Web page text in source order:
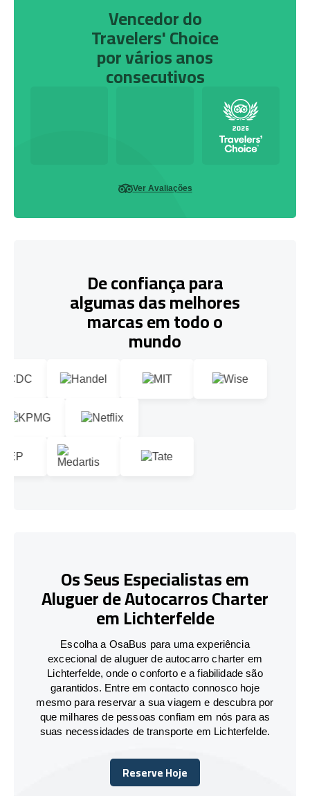
Vencedor do
Travelers' Choice
por vários anos
consecutivos
Ver Avaliações
De confiança para
algumas das melhores
marcas em todo o
mundo
Os Seus Especialistas em
Aluguer de Autocarros Charter
em Lichterfelde
Escolha a OsaBus para uma experiência
excecional de aluguer de autocarro charter em
Lichterfelde, onde o conforto e a fiabilidade são
garantidos. Entre em contacto connosco hoje
mesmo para reservar a sua viagem e descubra por
que milhares de pessoas confiam em nós para as
suas necessidades de transporte em Lichterfelde.
Reserve Hoje
Reserve Hoje